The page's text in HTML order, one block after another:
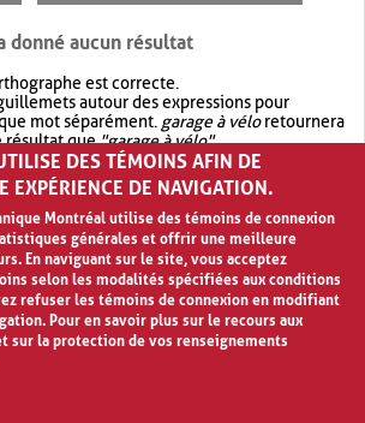
donné aucun résultat
est correcte.
autour des expressions pour
mot séparément. garage à véloretournera
résultat que"garage à vélo".
votre recherche avec OR.garage OR vélo
plus de résultat quegarage à vélo
DES TÉMOINS AFIN DE
EXPÉRIENCE DE NAVIGATION.
Montréal utilise des témoins de connexion
générales et offrir une meilleure
En naviguant sur le site, vous acceptez
selon les modalités spécifiées aux conditions
refuser les témoins de connexion en modifiant
Pour en savoir plus sur le recours aux
sur la protection de vos renseignements